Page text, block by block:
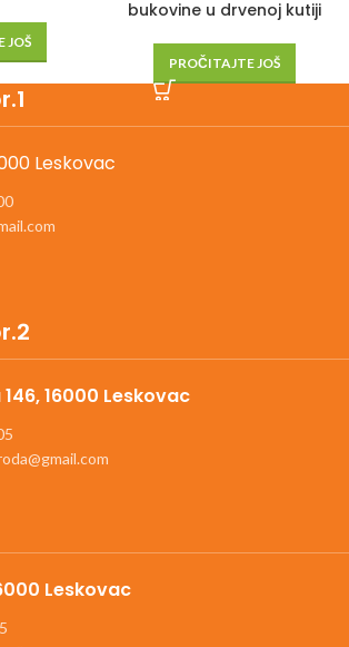
JOŠ
bukovine u drvenoj kutiji
PROČITAJTE JOŠ
Leskovac
16000 Leskovac
Leskovac